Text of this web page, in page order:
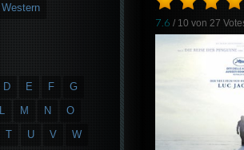
7.6 / 10 von27
Western
D E F
G
L M N
O
T U V
W